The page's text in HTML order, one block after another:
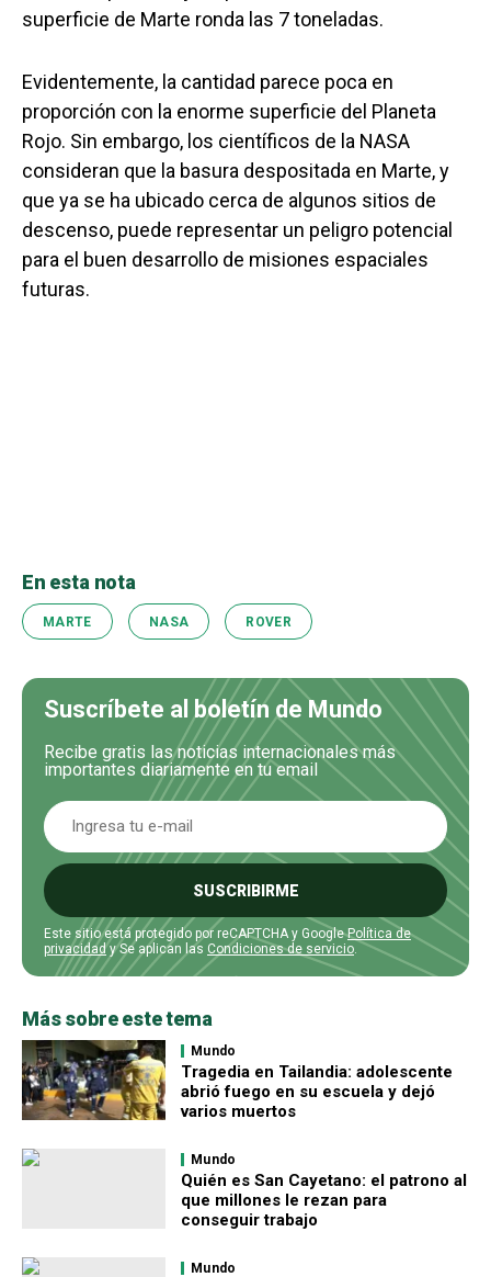
superficie de Marte ronda las 7 toneladas.
Evidentemente, la cantidad parece poca en
proporción con la enorme superficie del Planeta
Rojo. Sin embargo, los científicos de la NASA
consideran que la basura despositada en Marte, y
que ya se ha ubicado cerca de algunos sitios de
descenso, puede representar un peligro potencial
para el buen desarrollo de misiones espaciales
futuras.
En esta nota
MARTE NASA ROVER
Suscríbete al boletín de Mundo
Recibe gratis las noticias internacionales más
importantes diariamente en tu email
SUSCRIBIRME
Este sitio está protegido por reCAPTCHA y GooglePolítica de
privacidady Se aplican las Condiciones de servicio
Más sobre este tema
Mundo
Tragedia en Tailandia: adolescente
abrió fuego en su escuela y dejó
varios muertos
Mundo
Quién es San Cayetano: el patrono al
que millones le rezan para
conseguir trabajo
Mundo